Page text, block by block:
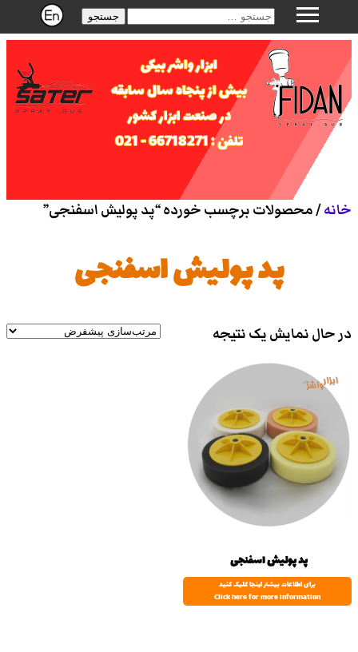
جستجو
ابزار واشر بیکی
بیش از پنجاه سال سابقه
در صنعت ابزار کشور
تلفن : 66718271 - 021
خانه/ محصولات برچسب خورده “پد پولیش اسفنجی”
پد پولیش اسفنجی
در حال نمایش یک نتیجه
پد پولیش اسفنجی
برای اطلاعات بیشتر اینجا کلیک کنید
Click here for more information